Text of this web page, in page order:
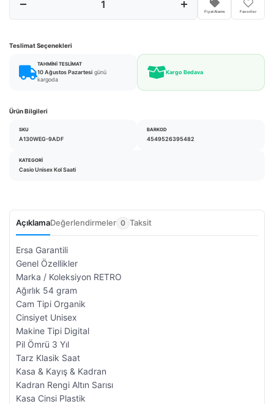
Fiyat Alarmı Favoriler
Teslimat Seçenekleri
TAHMINI TESLIMAT
10 Ağustos Pazartesi günü
kargoda
Kargo Bedava
Ürün Bilgileri
SKU
A130WEG-9ADF
BARKOD
4549526395482
KATEGORI
Casio Unisex Kol Saati
AçıklamaDeğerlendirmeler 0 Taksit
Ersa Garantili
Genel Özellikler
Marka / Koleksiyon RETRO
Ağırlık 54 gram
Cam Tipi Organik
Cinsiyet Unisex
Makine Tipi Digital
Pil Ömrü 3 Yıl
Tarz Klasik Saat
Kasa & Kayış & Kadran
Kadran Rengi Altın Sarısı
Kasa Cinsi Plastik